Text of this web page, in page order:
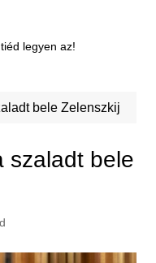
legyen az!
bele Zelenszkij
szaladt bele